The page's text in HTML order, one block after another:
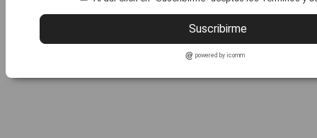
Suscribirme
powered by icomm